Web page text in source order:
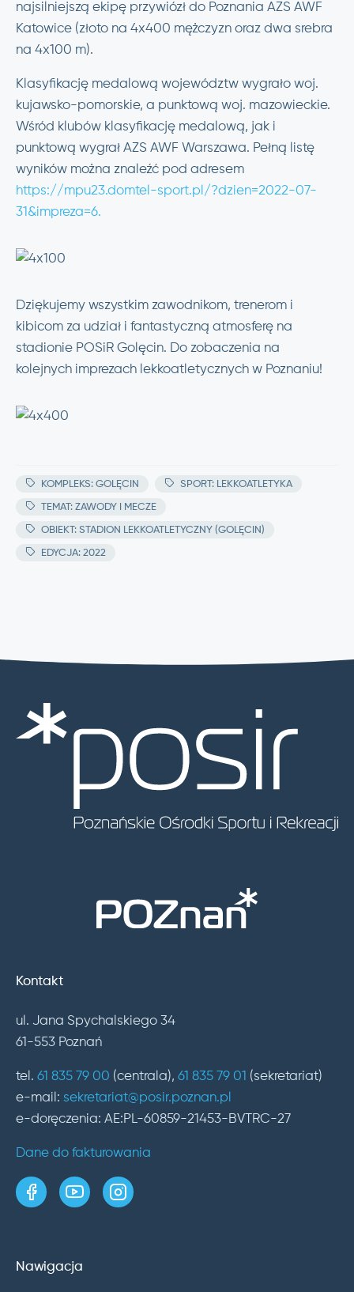
najsilniejszą ekipę przywiózł do Poznania AZS AWF
Katowice (złoto na 4x400 mężczyzn oraz dwa srebra
na 4x100 m).
Klasyfikację medalową województw wygrało woj.
kujawsko-pomorskie, a punktową woj. mazowieckie.
Wśród klubów klasyfikację medalową, jak i
punktową wygrał AZS AWF Warszawa. Pełną listę
wyników można znaleźć pod adresem
https://mpu23.domtel-sport.pl/?dzien=2022-07-
31&impreza=6.
Dziękujemy wszystkim zawodnikom, trenerom i
kibicom za udział i fantastyczną atmosferę na
stadionie POSiR Golęcin. Do zobaczenia na
kolejnych imprezach lekkoatletycznych w Poznaniu!
KOMPLEKS: GOLĘCIN SPORT: LEKKOATLETYKA
TEMAT: ZAWODY I MECZE
OBIEKT: STADION LEKKOATLETYCZNY (GOLĘCIN)
EDYCJA: 2022
Kontakt
ul. Jana Spychalskiego 34
61-553 Poznań
tel. 61 835 79 00 (centrala), 61 835 79 01 (sekretariat)
e-mail: sekretariat@posir.poznan.pl
e-doręczenia: AE:PL-60859-21453-BVTRC-27
Dane do fakturowania
strona w serwisie Facebook
kanał w serwisie YouTube
profil w serwisie Instagram
Nawigacja